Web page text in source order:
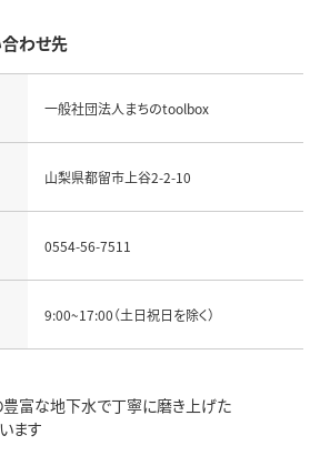
わせ先
一般社団法人まちのtoolbox
山梨県都留市上谷2-2-10
0554-56-7511
9:00~17:00（土日祝日を除く）
富な地下水で丁寧に磨き上げた
ます